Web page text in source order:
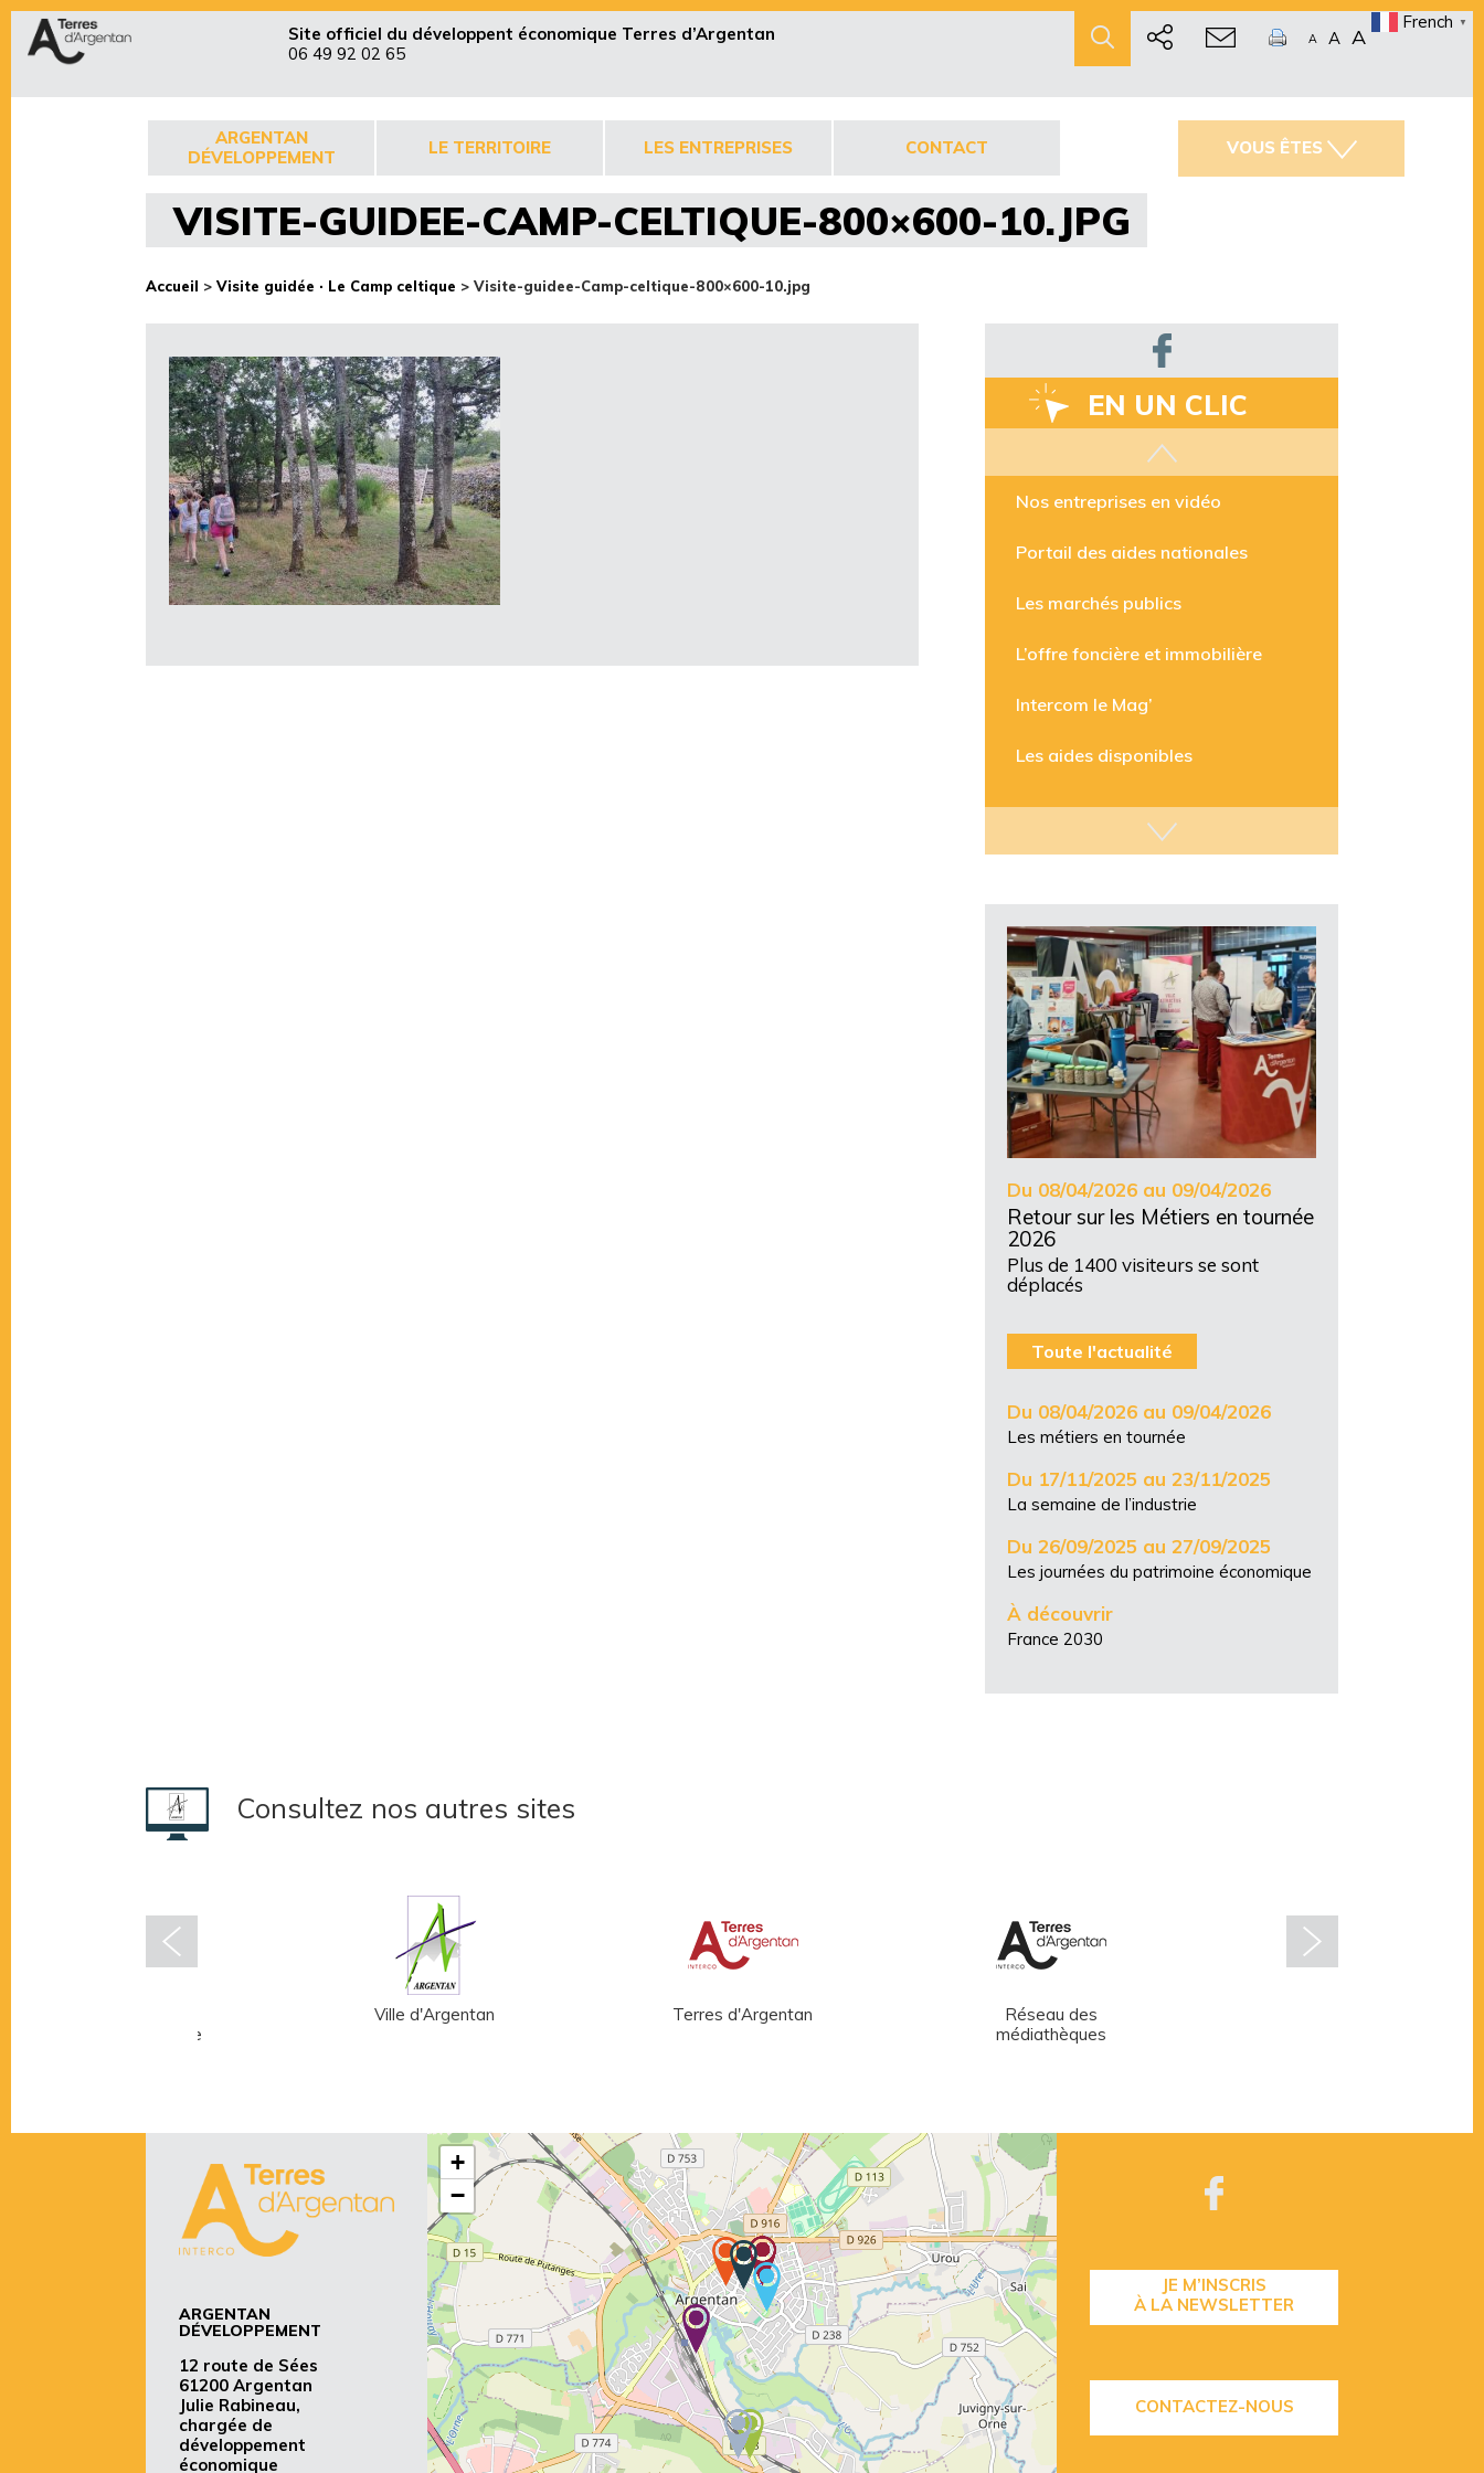
Site officiel du développent économique Terres d’Argentan
06 49 92 02 65
A A A
French ▼
ARGENTAN
DÉVELOPPEMENT
LE TERRITOIRE LES ENTREPRISES CONTACT VOUS ÊTES
VISITE-GUIDEE-CAMP-CELTIQUE-800×600-10.JPG
Accueil > Visite guidée · Le Camp celtique > Visite-guidee-Camp-celtique-800×600-10.jpg
EN UN CLIC
Les aides disponibles
Nos entreprises en vidéo
Les marchés publics
Intercom le Mag’
Du 08/04/2026 au 09/04/2026
Retour sur les Métiers en tournée
2026
Plus de 1400 visiteurs se sont
déplacés
Toute l'actualité
Du 08/04/2026 au 09/04/2026
Les métiers en tournée
Du 17/11/2025 au 23/11/2025
La semaine de l’industrie
Du 26/09/2025 au 27/09/2025
Les journées du patrimoine économique
À découvrir
France 2030
Consultez nos autres sites
Léger - André Mare
Ville d'Argentan Terres d'Argentan
Réseau des
médiathèques
ARGENTAN
DÉVELOPPEMENT
12 route de Sées
61200 Argentan
Julie Rabineau,
chargée de
développement
économique
+
−
JE M’INSCRIS
À LA NEWSLETTER
CONTACTEZ-NOUS